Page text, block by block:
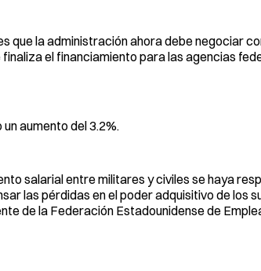
que la administración ahora debe negociar
el financiamiento para las agencias
aumento del 3.2%.
salarial entre militares y civiles se haya
las pérdidas en el poder adquisitivo de los
de la Federación Estadounidense de